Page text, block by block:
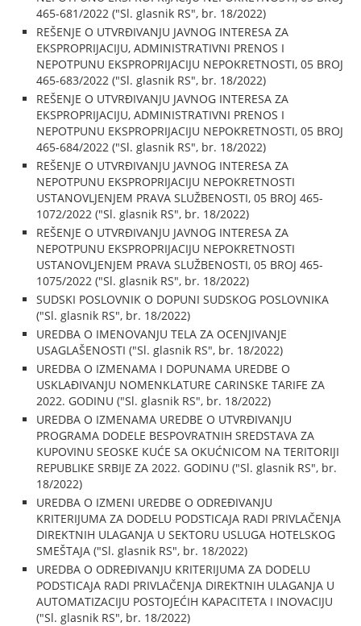
465-681/2022 ("Sl. glasnik RS", br. 18/2022)
REŠENJE O UTVRĐIVANJU JAVNOG INTERESA ZA
EKSPROPRIJACIJU, ADMINISTRATIVNI PRENOS I
NEPOTPUNU EKSPROPRIJACIJU NEPOKRETNOSTI, 05 BROJ
465-683/2022 ("Sl. glasnik RS", br. 18/2022)
REŠENJE O UTVRĐIVANJU JAVNOG INTERESA ZA
EKSPROPRIJACIJU, ADMINISTRATIVNI PRENOS I
NEPOTPUNU EKSPROPRIJACIJU NEPOKRETNOSTI, 05 BROJ
465-684/2022 ("Sl. glasnik RS", br. 18/2022)
REŠENJE O UTVRĐIVANJU JAVNOG INTERESA ZA
NEPOTPUNU EKSPROPRIJACIJU NEPOKRETNOSTI
USTANOVLJENJEM PRAVA SLUŽBENOSTI, 05 BROJ 465-
1072/2022 ("Sl. glasnik RS", br. 18/2022)
REŠENJE O UTVRĐIVANJU JAVNOG INTERESA ZA
NEPOTPUNU EKSPROPRIJACIJU NEPOKRETNOSTI
USTANOVLJENJEM PRAVA SLUŽBENOSTI, 05 BROJ 465-
1075/2022 ("Sl. glasnik RS", br. 18/2022)
SUDSKI POSLOVNIK O DOPUNI SUDSKOG POSLOVNIKA
("Sl. glasnik RS", br. 18/2022)
UREDBA O IMENOVANJU TELA ZA OCENJIVANJE
USAGLAŠENOSTI ("Sl. glasnik RS", br. 18/2022)
UREDBA O IZMENAMA I DOPUNAMA UREDBE O
USKLAĐIVANJU NOMENKLATURE CARINSKE TARIFE ZA
2022. GODINU ("Sl. glasnik RS", br. 18/2022)
UREDBA O IZMENAMA UREDBE O UTVRĐIVANJU
PROGRAMA DODELE BESPOVRATNIH SREDSTAVA ZA
KUPOVINU SEOSKE KUĆE SA OKUĆNICOM NA TERITORIJI
REPUBLIKE SRBIJE ZA 2022. GODINU ("Sl. glasnik RS", br.
18/2022)
UREDBA O IZMENI UREDBE O ODREĐIVANJU
KRITERIJUMA ZA DODELU PODSTICAJA RADI PRIVLAČENJA
DIREKTNIH ULAGANJA U SEKTORU USLUGA HOTELSKOG
SMEŠTAJA ("Sl. glasnik RS", br. 18/2022)
UREDBA O ODREĐIVANJU KRITERIJUMA ZA DODELU
PODSTICAJA RADI PRIVLAČENJA DIREKTNIH ULAGANJA U
AUTOMATIZACIJU POSTOJEĆIH KAPACITETA I INOVACIJU
("Sl. glasnik RS", br. 18/2022)